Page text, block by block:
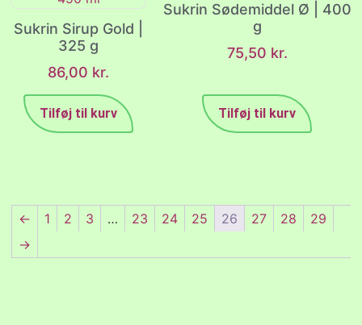
Sukrin Sirup Gold |
325 g
86,00 kr.
Tilføj til kurv
Sukrin Sødemiddel Ø | 400
g
75,50 kr.
Tilføj til kurv
← 1 2 3 … 23 24 25 26 27 28
29
→